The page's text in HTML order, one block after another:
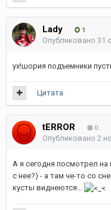
Lady 1
Опубликовано 31
ух!шория подъемники
Цитата
tERROR 0
Опубликовано 2
А я сегодня посмотрел
с нее?) - а там че-то со
кусты виднеются...